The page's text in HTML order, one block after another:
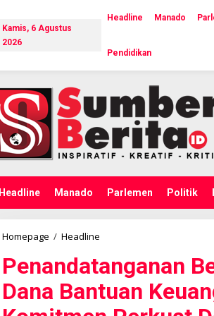
Kamis, 6 Agustus
2026
Headline Manado
Pendidikan
Headline Manado Parlemen Politik
Homepage / Headline
n
a
n
d
a
Penandatanganan
Dana Bantuan